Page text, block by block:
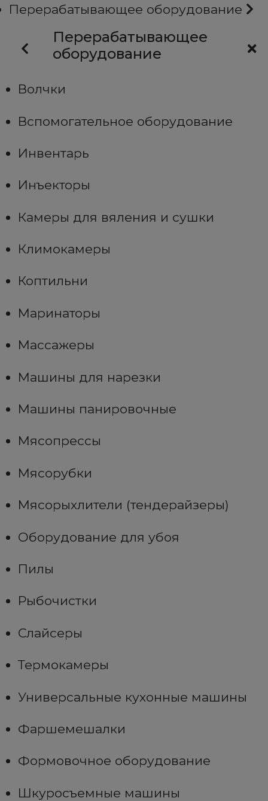
Перерабатывающее оборудование
Перерабатывающее
оборудование
Волчки
Вспомогательное оборудование
Инвентарь
Инъекторы
Камеры для вяления и сушки
Климокамеры
Коптильни
Маринаторы
Массажеры
Машины для нарезки
Машины панировочные
Мясопрессы
Мясорубки
Мясорыхлители (тендерайзеры)
Оборудование для убоя
Пилы
Рыбочистки
Слайсеры
Термокамеры
Универсальные кухонные машины
Фаршемешалки
Формовочное оборудование
Шкуросъемные машины